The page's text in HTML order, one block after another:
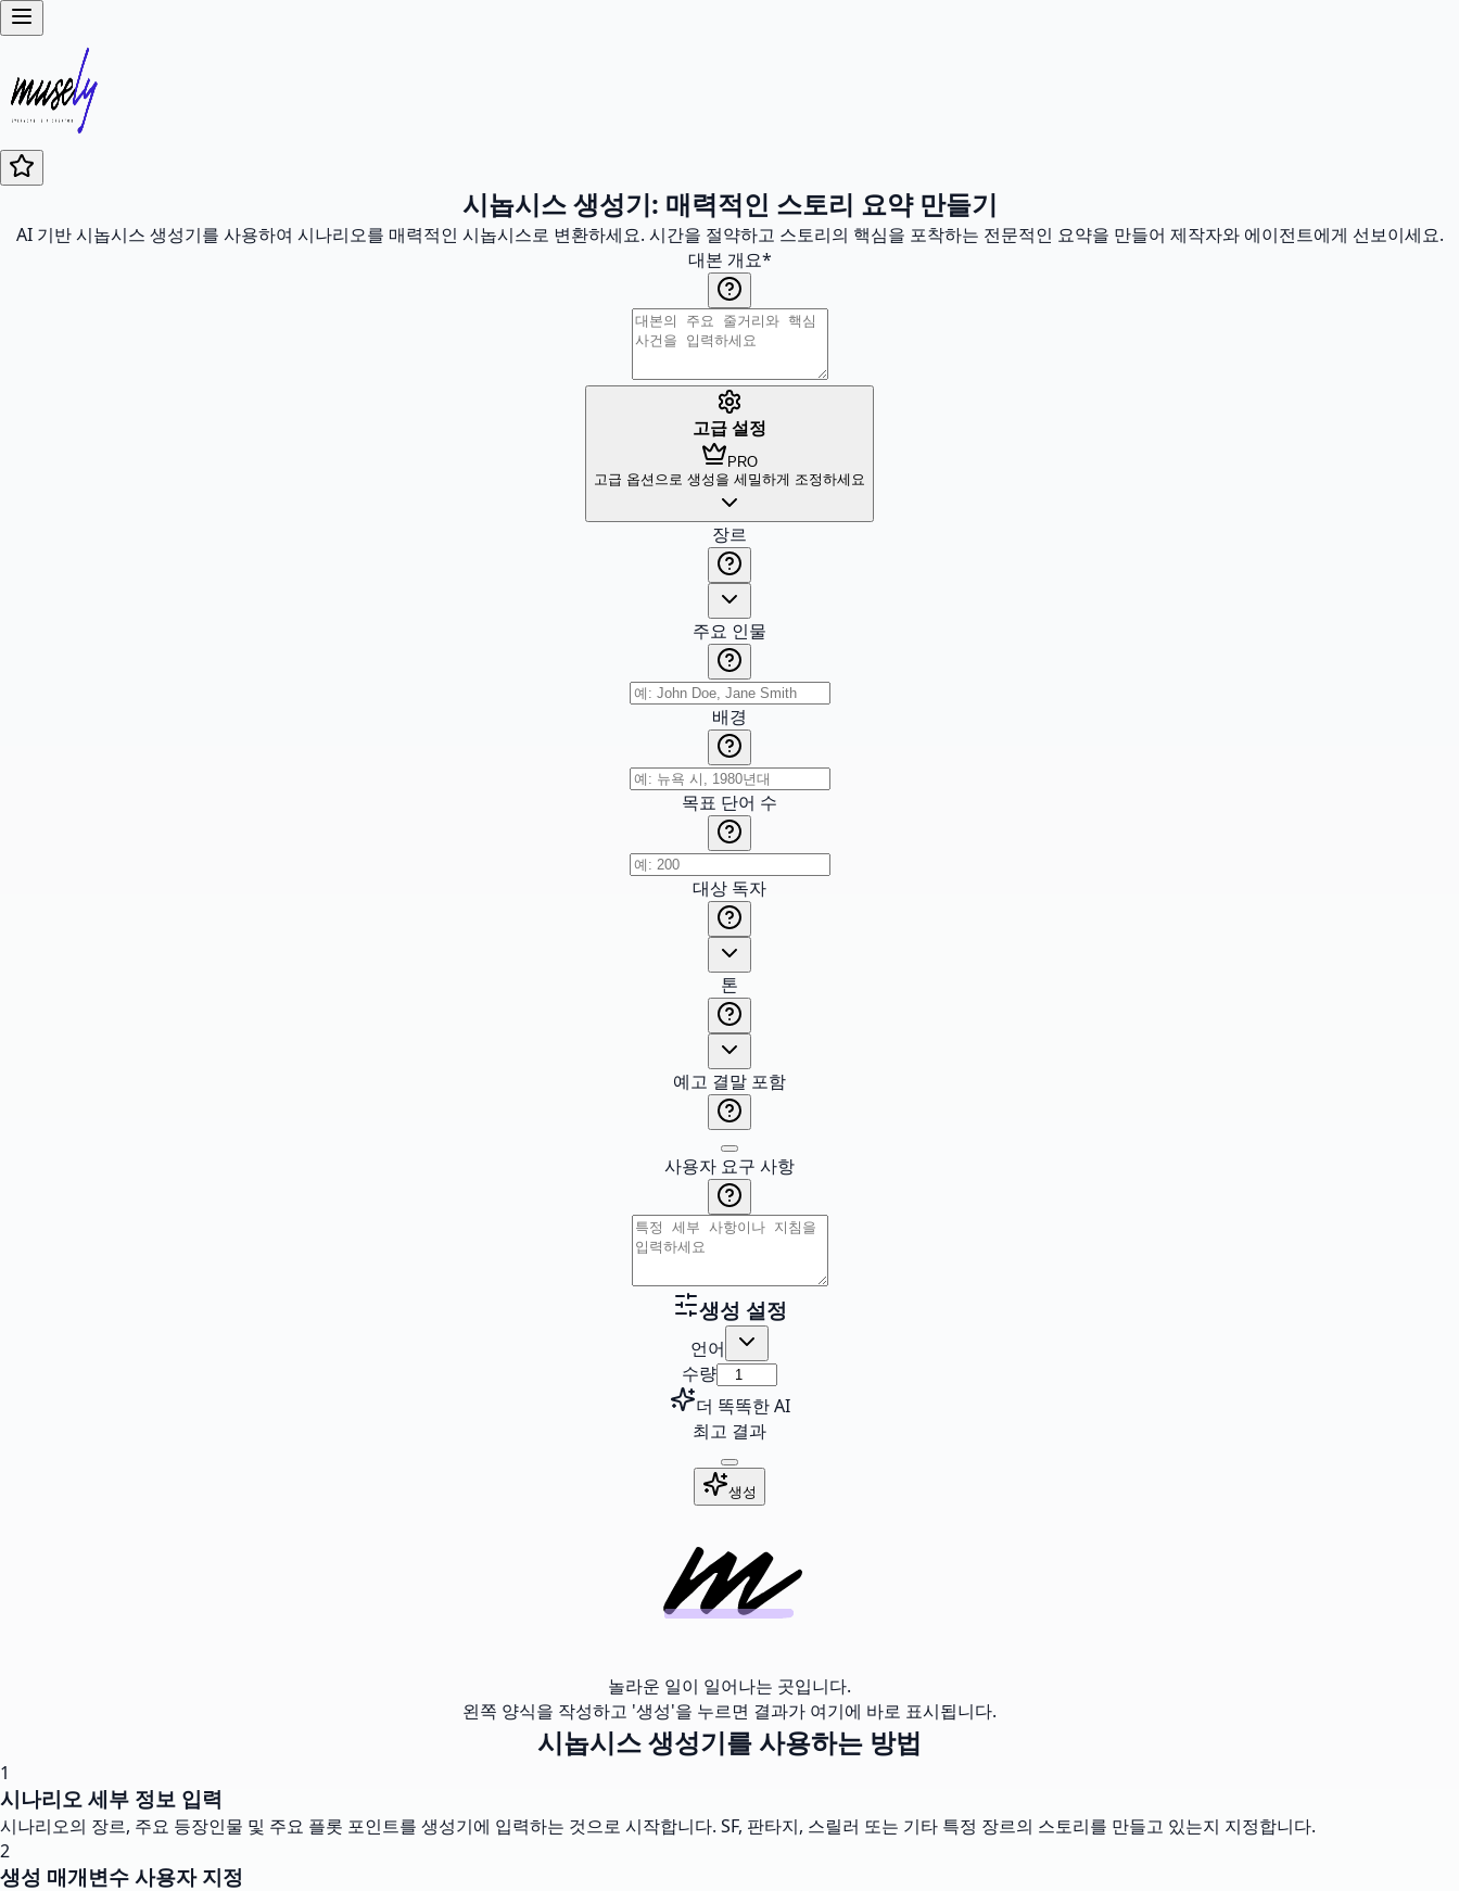
시놉시스 생성기: 매력적인 스토리 요약 만들기
AI 기반 시놉시스 생성기를 사용하여 시나리오를 매력적인 시놉시스로 변환하세요. 시간을 절약하고 스토리의 핵심을 포착하는 전문적인 요약을 만들어 제작자와 에이전트에게 선보이세요.
대본 개요*
고급 설정
PRO
고급 옵션으로 생성을 세밀하게 조정하세요
장르
주요 인물
배경
목표 단어 수
대상 독자
톤
예고 결말 포함
사용자 요구 사항
생성 설정
언어
수량
더 똑똑한 AI
최고 결과
생성
놀라운 일이 일어나는 곳입니다.
왼쪽 양식을 작성하고 '생성'을 누르면 결과가 여기에 바로 표시됩니다.
시놉시스 생성기를 사용하는 방법
1
시나리오 세부 정보 입력
시나리오의 장르, 주요 등장인물 및 주요 플롯 포인트를 생성기에 입력하는 것으로 시작합니다. SF, 판타지, 스릴러 또는 기타 특정 장르의 스토리를 만들고 있는지 지정합니다.
2
생성 매개변수 사용자 지정